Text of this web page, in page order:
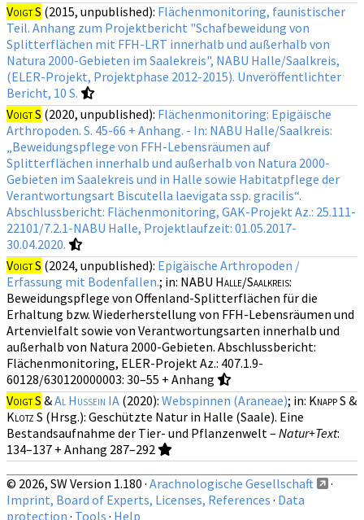
Voigt S (2015, unpublished): Flächenmonitoring, faunistischer
Teil. Anhang zum Projektbericht "Schafbeweidung von
Splitterflächen mit FFH-LRT innerhalb und außerhalb von
Natura 2000-Gebieten im Saalekreis", NABU Halle/Saalkreis,
(ELER-Projekt, Projektphase 2012-2015). Unveröffentlichter
Bericht, 10 S.
Voigt S (2020, unpublished): Flächenmonitoring: Epigäische
Arthropoden. S. 45-66 + Anhang. - In: NABU Halle/Saalkreis:
„Beweidungspflege von FFH-Lebensräumen auf
Splitterflächen innerhalb und außerhalb von Natura 2000-
Gebieten im Saalekreis und in Halle sowie Habitatpflege der
Verantwortungsart Biscutella laevigata ssp. gracilis“.
Abschlussbericht: Flächenmonitoring, GAK-Projekt Az.: 25.111-
22101/7.2.1-NABU Halle, Projektlaufzeit: 01.05.2017-
30.04.2020.
Voigt S (2024, unpublished): Epigäische Arthropoden /
Erfassung mit Bodenfallen.; in: NABU Halle/Saalkreis:
Beweidungspflege von Offenland-Splitterflächen für die
Erhaltung bzw. Wiederherstellung von FFH-Lebensräumen und
Artenvielfalt sowie von Verantwortungsarten innerhalb und
außerhalb von Natura 2000-Gebieten. Abschlussbericht:
Flächenmonitoring, ELER-Projekt Az.: 407.1.9-
60128/630120000003: 30–55 + Anhang
Voigt S &Al Hussein IA (2020): Webspinnen (Araneae); in: Knapp S &
Klotz S (Hrsg.): Geschützte Natur in Halle (Saale). Eine
Bestandsaufnahme der Tier- und Pflanzenwelt – Natur+Text:
134–137 + Anhang 287–292
© 2026, SW Version 1.180 · Arachnologische Gesellschaft
·
Imprint, Board of Experts, Licenses, References · Data
protection · Tools · Help